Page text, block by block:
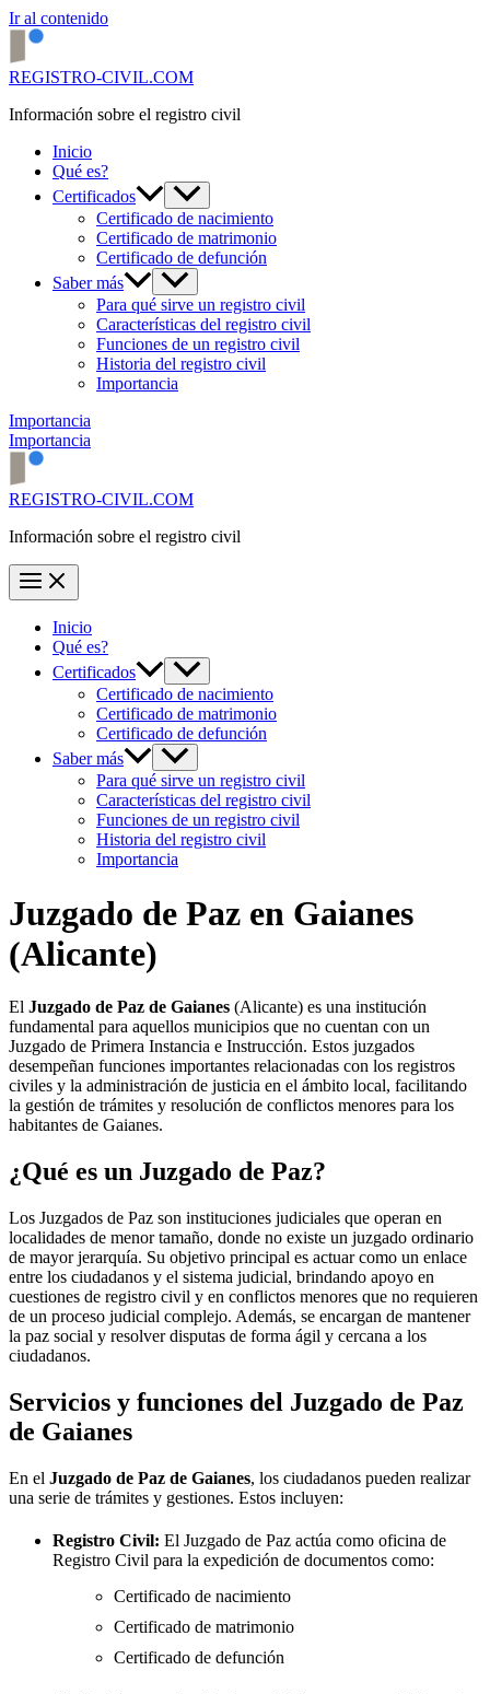
Ir al contenido
REGISTRO-CIVIL.COM
Información sobre el registro civil
Inicio
Qué es?
Certificados
Certificado de nacimiento
Certificado de matrimonio
Certificado de defunción
Saber más
Para qué sirve un registro civil
Características del registro civil
Funciones de un registro civil
Historia del registro civil
Importancia
Importancia
Importancia
REGISTRO-CIVIL.COM
Información sobre el registro civil
Inicio
Qué es?
Certificados
Certificado de nacimiento
Certificado de matrimonio
Certificado de defunción
Saber más
Para qué sirve un registro civil
Características del registro civil
Funciones de un registro civil
Historia del registro civil
Importancia
Juzgado de Paz en Gaianes
(Alicante)
El Juzgado de Paz de Gaianes (Alicante) es una institución
fundamental para aquellos municipios que no cuentan con un
Juzgado de Primera Instancia e Instrucción. Estos juzgados
desempeñan funciones importantes relacionadas con los registros
civiles y la administración de justicia en el ámbito local, facilitando
la gestión de trámites y resolución de conflictos menores para los
habitantes de Gaianes.
¿Qué es un Juzgado de Paz?
Los Juzgados de Paz son instituciones judiciales que operan en
localidades de menor tamaño, donde no existe un juzgado ordinario
de mayor jerarquía. Su objetivo principal es actuar como un enlace
entre los ciudadanos y el sistema judicial, brindando apoyo en
cuestiones de registro civil y en conflictos menores que no requieren
de un proceso judicial complejo. Además, se encargan de mantener
la paz social y resolver disputas de forma ágil y cercana a los
ciudadanos.
Servicios y funciones del Juzgado de Paz
de Gaianes
En el Juzgado de Paz de Gaianes, los ciudadanos pueden realizar
una serie de trámites y gestiones. Estos incluyen:
Registro Civil: El Juzgado de Paz actúa como oficina de
Registro Civil para la expedición de documentos como:
Certificado de nacimiento
Certificado de matrimonio
Certificado de defunción